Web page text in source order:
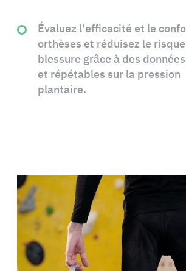
Évaluez l'efficacité et le
orthèses et réduisez le
blessure grâce à des
et répétables sur la pression
plantaire.